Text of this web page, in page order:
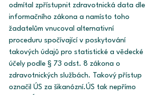
odmítal zpřístupnit zdravotnická data dle
informačního zákona a namísto toho
žadatelům vnucoval alternativní
proceduru spočívající v poskytování
takových údajů pro statistické a vědecké
účely podle § 73 odst. 8 zákona o
zdravotnických službách. Takový přístup
označil ÚS za šikanózní.ÚS tak nepřímo